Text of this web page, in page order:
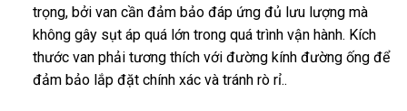
trọng, bởi van cần đảm bảo đáp ứng đủ lưu lượng mà
không gây sụt áp quá lớn trong quá trình vận hành. Kích
thước van phải tương thích với đường kính đường ống để
đảm bảo lắp đặt chính xác và tránh rò rỉ..